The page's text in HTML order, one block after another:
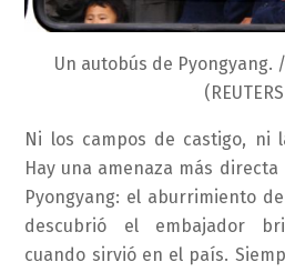
Un autobús de Pyongyang. /
Ni los campos de castigo, ni
Hay una amenaza más
Pyongyang: el aburrimiento
descubrió el embajador
cuando sirvió en el país.